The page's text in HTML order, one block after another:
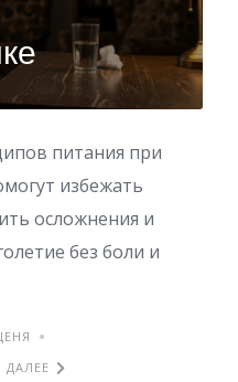
питания при
избежать
осложнения и
без боли и
ДАЛЕЕ